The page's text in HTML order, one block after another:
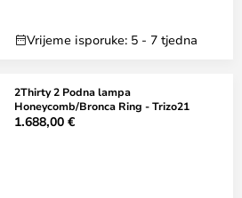
Vrijeme isporuke: 5 - 7 tjedna
2Thirty 2 Podna lampa
Honeycomb/Bronca Ring - Trizo21
1.688,00 €